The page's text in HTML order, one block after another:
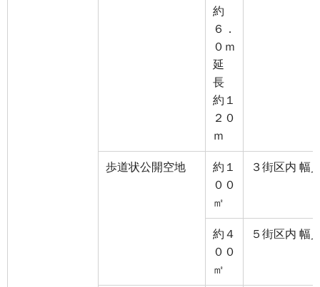
約
６．
０ｍ
延
長
約１
２０
ｍ
歩道状公開空地
約１
００
㎡
３街区内
約４
００
㎡
５街区内 幅